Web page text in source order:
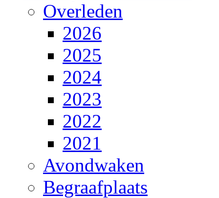
Overleden
2026
2025
2024
2023
2022
2021
Avondwaken
Begraafplaats